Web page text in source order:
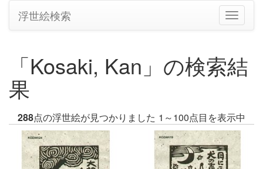
ナ
ビ
シ
ョ
り
替
浮世絵検索
「Kosaki, Kan」の検索結
果
288点の浮世絵が見つかりました 1～100点目を表示中